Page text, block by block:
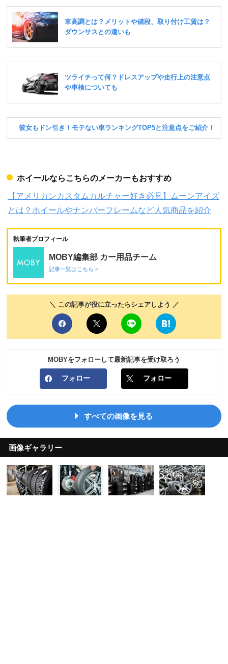
ホイールならこちらのメーカーもおすすめ
【アメリカンカスタムカルチャー好き必見】ムーンアイズ
とは？ホイールやナンバーフレームなど人気商品を紹介
執筆者プロフィール
MOBY編集部 カー用品チーム
記事一覧はこちら >
＼ この記事が役に立ったらシェアしよう ／
MOBYをフォローして最新記事を受け取ろう
フォロー フォロー
すべての画像を見る
画像ギャラリー